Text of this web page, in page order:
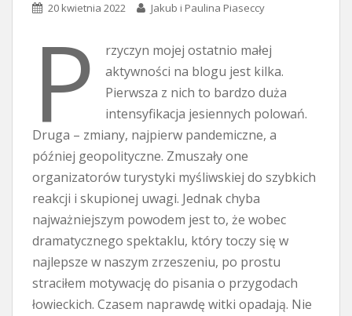
20 kwietnia 2022 Jakub i Paulina Piaseccy
P
rzyczyn mojej ostatnio małej
aktywności na blogu jest kilka.
Pierwsza z nich to bardzo duża
intensyfikacja jesiennych polowań.
Druga – zmiany, najpierw pandemiczne, a
później geopolityczne. Zmuszały one
organizatorów turystyki myśliwskiej do szybkich
reakcji i skupionej uwagi. Jednak chyba
najważniejszym powodem jest to, że wobec
dramatycznego spektaklu, który toczy się w
najlepsze w naszym zrzeszeniu, po prostu
straciłem motywację do pisania o przygodach
łowieckich. Czasem naprawdę witki opadają. Nie